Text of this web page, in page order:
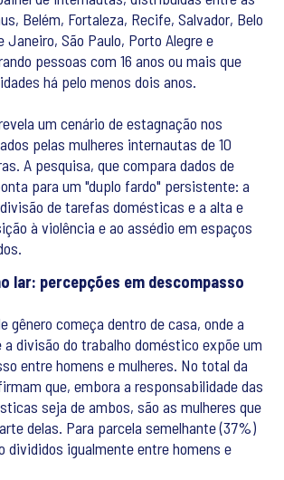
Belém, Fortaleza, Recife, Salvador, Belo
Janeiro, São Paulo, Porto Alegre e
pessoas com 16 anos ou mais que
há pelo menos dois anos.
um cenário de estagnação nos
pelas mulheres internautas de 10
A pesquisa, que compara dados de
para um "duplo fardo" persistente: a
de tarefas domésticas e a alta e
à violência e ao assédio em espaços
lar: percepções em descompasso
gênero começa dentro de casa, onde a
a divisão do trabalho doméstico expõe um
entre homens e mulheres. No total da
que, embora a responsabilidade das
seja de ambos, são as mulheres que
delas. Para parcela semelhante (37%)
divididos igualmente entre homens e